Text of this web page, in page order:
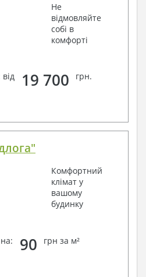
Не
відмовляйте
собі в
комфорті
19 700 грн.
Комфортний
клімат у
вашому
будинку
90 грн за м²